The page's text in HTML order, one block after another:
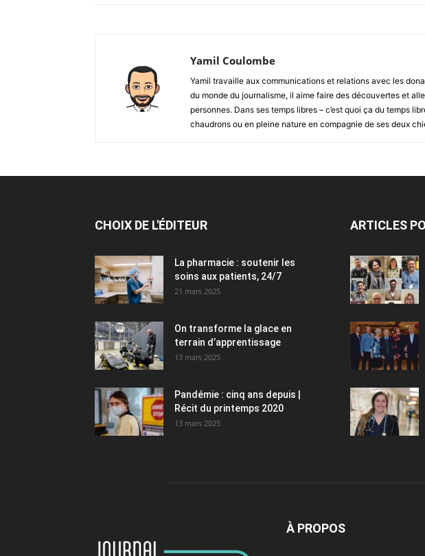
Yamil Coulombe
Yamil travaille aux communications et relations avec les
du monde du journalisme, il aime faire des découvertes et
personnes. Dans ses temps libres – c’est quoi ça du temps
chaudrons ou en pleine nature en compagnie de ses deux
CHOIX DE L'ÉDITEUR
La pharmacie : soutenir les
soins aux patients, 24/7
21 mars 2025
On transforme la glace en
terrain d’apprentissage
13 mars 2025
Pandémie : cinq ans depuis |
Récit du printemps 2020
13 mars 2025
ARTICLES
À PROPOS